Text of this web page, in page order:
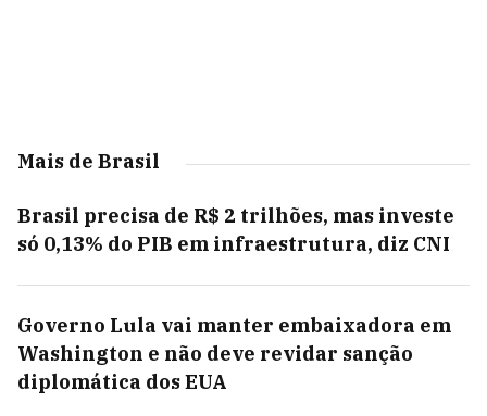
Mais de Brasil
Brasil precisa de R$ 2 trilhões, mas investe
só 0,13% do PIB em infraestrutura, diz CNI
Governo Lula vai manter embaixadora em
Washington e não deve revidar sanção
diplomática dos EUA